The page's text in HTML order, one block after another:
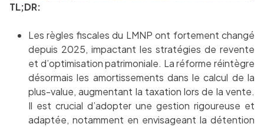
TL;DR:
Les règles fiscales du LMNP ont fortement changé
depuis 2025, impactant les stratégies de revente
et d’optimisation patrimoniale. La réforme réintègre
désormais les amortissements dans le calcul de la
plus-value, augmentant la taxation lors de la vente.
Il est crucial d’adopter une gestion rigoureuse et
adaptée, notamment en envisageant la détention